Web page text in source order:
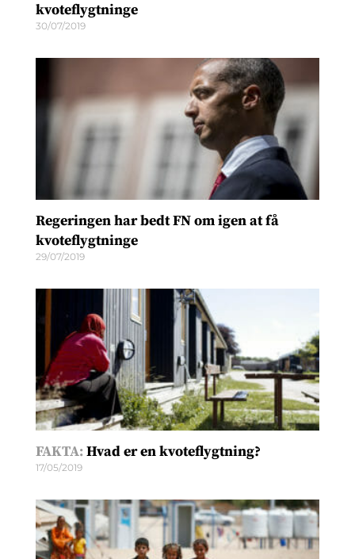
kvoteflygtninge
30/07/2019
Regeringen har bedt FN om igen at få
kvoteflygtninge
29/07/2019
FAKTA:Hvad er en kvoteflygtning?
17/05/2019